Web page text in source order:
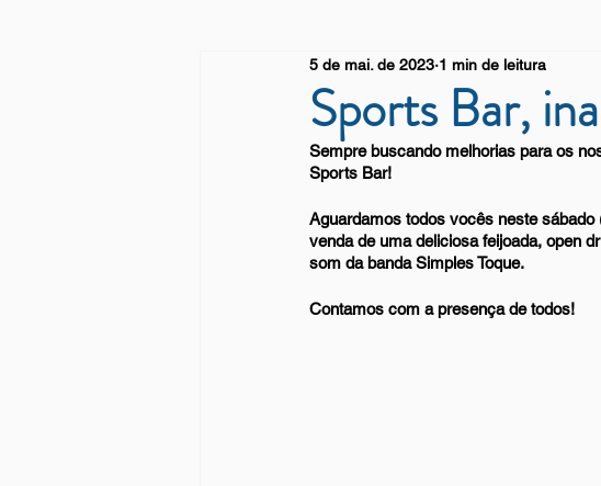
Beneficientes Arrendatários
Sports Bar,
5 de mai. de 2023 1 min de leitura
Sempre buscando melhorias para os
Sports Bar!
Aguardamos todos vocês neste
venda de uma deliciosa feijoada, open
som da banda Simples Toque.
Contamos com a presença de todos!